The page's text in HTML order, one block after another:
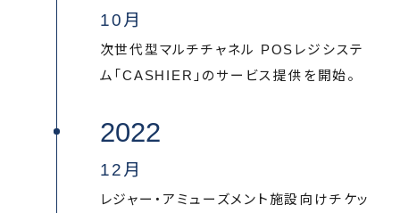
10月
次世代型マルチチャネル POSレジシステ
ム「CASHIER」のサービス提供を開始。
2022
12月
レジャー・アミューズメント施設向けチケッ